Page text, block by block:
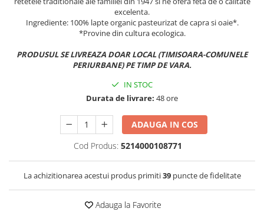
excelenta.
Ingrediente: 100% lapte organic pasteurizat de capra si oaie*.
*Provine din cultura ecologica.
PRODUSUL SE LIVREAZA DOAR LOCAL (TIMISOARA-COMUNELE
PERIURBANE) PE TIMP DE VARA.
IN STOC
Durata de livrare: 48 ore
ADAUGA IN COS
Cod Produs: 5214000108771
La achizitionarea acestui produs primiti39puncte de fidelitate
Adauga la Favorite